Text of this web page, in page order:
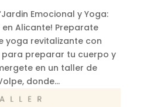
Emocional y Yoga:
en Alicante! Preparate
yoga revitalizante con
preparar tu cuerpo y
en un taller de
donde...